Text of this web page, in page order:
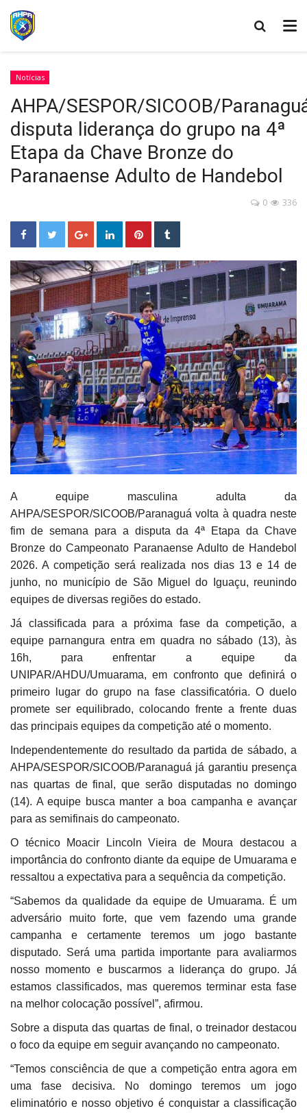
Notícias
AHPA/SESPOR/SICOOB/
disputa liderança do grupo na 4ª
Etapa da Chave Bronze do
Paranaense Adulto de Handebol
336
0
A equipe masculina adulta da
AHPA/SESPOR/SICOOB/Paranaguá volta à quadra neste
fim de semana para a disputa da 4ª Etapa da Chave
Bronze do Campeonato Paranaense Adulto de Handebol
2026. A competição será realizada nos dias 13 e 14 de
junho, no município de São Miguel do Iguaçu, reunindo
equipes de diversas regiões do estado.
Já classificada para a próxima fase da competição, a
equipe parnangura entra em quadra no sábado (13), às
16h, para enfrentar a equipe da
UNIPAR/AHDU/Umuarama, em confronto que definirá o
primeiro lugar do grupo na fase classificatória. O duelo
promete ser equilibrado, colocando frente a frente duas
das principais equipes da competição até o momento.
Independentemente do resultado da partida de sábado, a
AHPA/SESPOR/SICOOB/Paranaguá já garantiu presença
nas quartas de final, que serão disputadas no domingo
(14). A equipe busca manter a boa campanha e avançar
para as semifinais do campeonato.
O técnico Moacir Lincoln Vieira de Moura destacou a
importância do confronto diante da equipe de Umuarama e
ressaltou a expectativa para a sequência da competição.
“Sabemos da qualidade da equipe de Umuarama. É um
adversário muito forte, que vem fazendo uma grande
campanha e certamente teremos um jogo bastante
disputado. Será uma partida importante para avaliarmos
nosso momento e buscarmos a liderança do grupo. Já
estamos classificados, mas queremos terminar esta fase
na melhor colocação possível”, afirmou.
Sobre a disputa das quartas de final, o treinador destacou
o foco da equipe em seguir avançando no campeonato.
“Temos consciência de que a competição entra agora em
uma fase decisiva. No domingo teremos um jogo
eliminatório e nosso objetivo é conquistar a classificação